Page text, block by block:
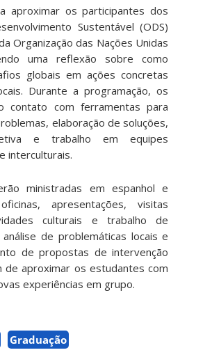
aproximar os participantes dos
Sustentável (ODS)
Organização das Nações Unidas
uma reflexão sobre como
globais em ações concretas
Durante a programação, os
contato com ferramentas para
elaboração de soluções,
e trabalho em equipes
interculturais.
ministradas em espanhol e
apresentações, visitas
culturais e trabalho de
de problemáticas locais e
de propostas de intervenção
de aproximar os estudantes com
experiências em grupo.
Graduação